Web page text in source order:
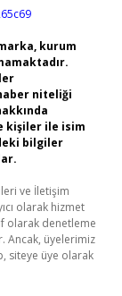
kurum
niteliği
kişiler ile isim
bilgiler
ve İletişim
olarak hizmet
olarak denetleme
Ancak, üyelerimiz
siteye üye olarak